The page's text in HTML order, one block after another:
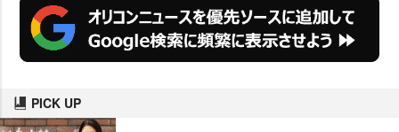
PICK UP